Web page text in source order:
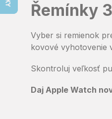
Řemínky
Vyber si remienok
kovové vyhotovenie
Skontroluj veľkosť
Daj Apple Watch